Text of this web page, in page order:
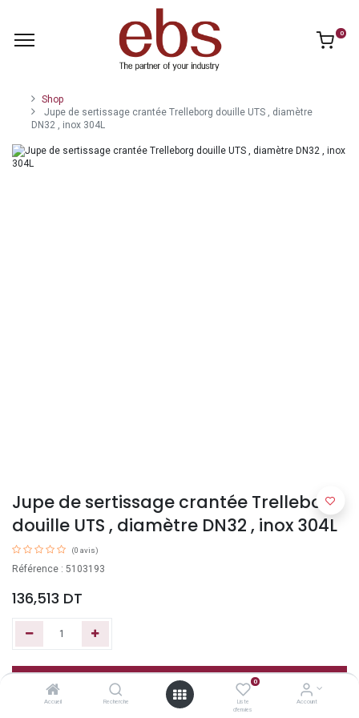
Accueil Recherche
0
Liste
d'envies
Account
0
Shop
Jupe de sertissage crantée Trelleborg douille UTS , diamètre
DN32 , inox 304L
Jupe de sertissage crantée Trelleborg
douille UTS , diamètre DN32 , inox 304L
(0 avis)
Référence : 5103193
136,513 DT
Ajouter au panier